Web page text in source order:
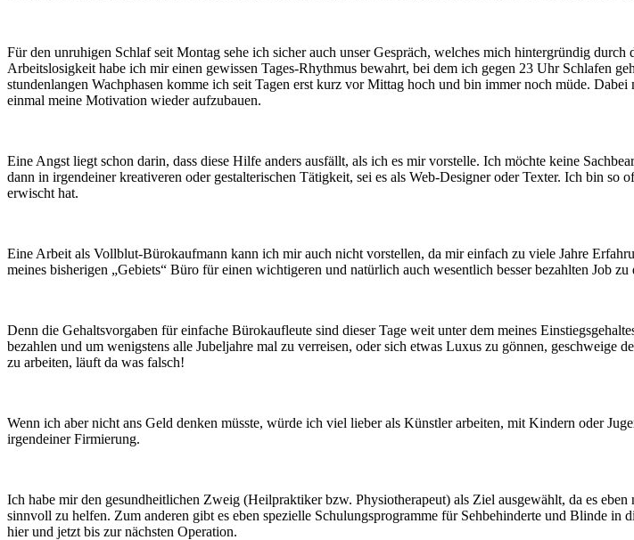
Für den unruhigen Schlaf seit Montag sehe ich sicher auch unser Gespräch, welches mich hintergründig
Arbeitslosigkeit habe ich mir einen gewissen Tages-Rhythmus bewahrt, bei dem ich gegen 23 Uhr Schlafen
stundenlangen Wachphasen komme ich seit Tagen erst kurz vor Mittag hoch und bin immer noch müde.
einmal meine Motivation wieder aufzubauen.
Eine Angst liegt schon darin, dass diese Hilfe anders ausfällt, als ich es mir vorstelle. Ich möchte keine
dann in irgendeiner kreativeren oder gestalterischen Tätigkeit, sei es als Web-Designer oder Texter. Ich bin so
erwischt hat.
Eine Arbeit als Vollblut-Bürokaufmann kann ich mir auch nicht vorstellen, da mir einfach zu viele Jahre
meines bisherigen „Gebiets“ Büro für einen wichtigeren und natürlich auch wesentlich besser bezahlten Job
Denn die Gehaltsvorgaben für einfache Bürokaufleute sind dieser Tage weit unter dem meines
bezahlen und um wenigstens alle Jubeljahre mal zu verreisen, oder sich etwas Luxus zu gönnen,
zu arbeiten, läuft da was falsch!
Wenn ich aber nicht ans Geld denken müsste, würde ich viel lieber als Künstler arbeiten, mit Kindern oder
irgendeiner Firmierung.
Ich habe mir den gesundheitlichen Zweig (Heilpraktiker bzw. Physiotherapeut) als Ziel ausgewählt, da es
sinnvoll zu helfen. Zum anderen gibt es eben spezielle Schulungsprogramme für Sehbehinderte und Blinde
hier und jetzt bis zur nächsten Operation.